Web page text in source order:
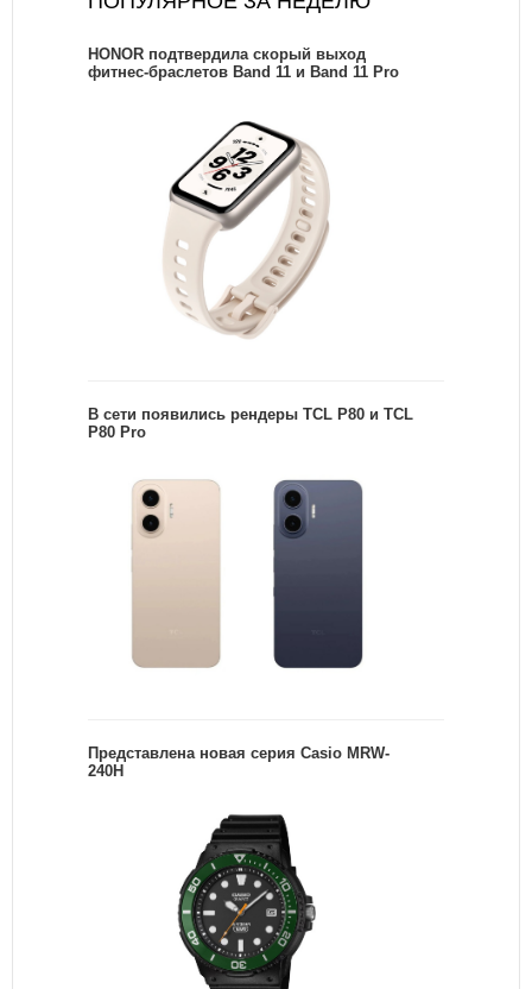
HONOR подтвердила скорый выход
фитнес-браслетов Band 11 и Band 11 Pro
В сети появились рендеры TCL P80 и TCL
P80 Pro
Представлена новая серия Casio MRW-
240H